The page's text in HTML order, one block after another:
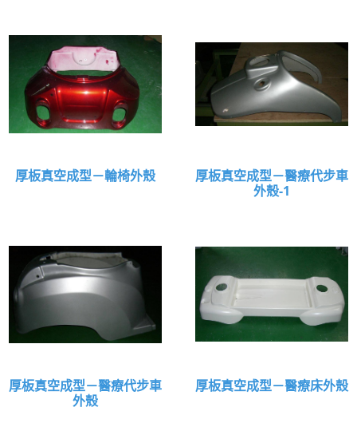
厚板真空成型－輪椅外殼
厚板真空成型－醫療代步車
外殼-1
厚板真空成型－醫療代步車
外殼
厚板真空成型－醫療床外殼